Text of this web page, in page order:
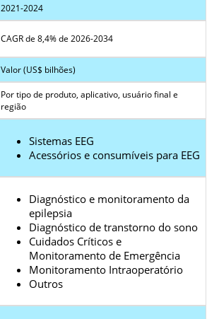
2021-2024
CAGR de 8,4% de 2026-2034
Valor (US$ bilhões)
Por tipo de produto, aplicativo, usuário final e
região
Sistemas EEG
Acessórios e consumíveis para EEG
Diagnóstico e monitoramento da
epilepsia
Diagnóstico de transtorno do sono
Cuidados Críticos e
Monitoramento de Emergência
Monitoramento Intraoperatório
Outros